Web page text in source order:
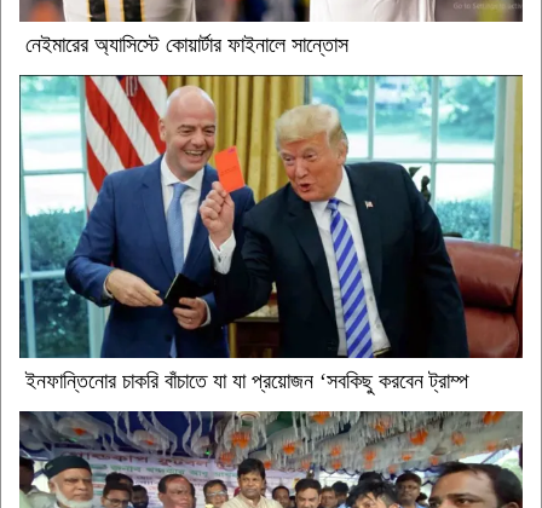
নেইমারের অ্যাসিস্টে কোয়ার্টার ফাইনালে সান্তোস
ইনফান্তিনোর চাকরি বাঁচাতে যা যা প্রয়োজন ‘সবকিছু করবেন ট্রাম্প